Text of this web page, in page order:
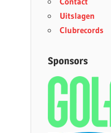
Uitslagen
Clubrecords
Sponsors